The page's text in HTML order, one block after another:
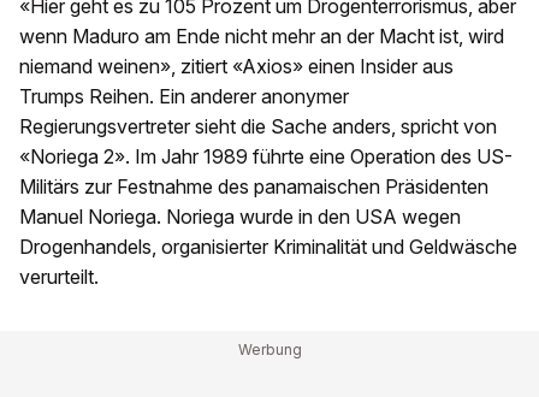
«Hier geht es zu 105 Prozent um Drogenterrorismus, aber
wenn Maduro am Ende nicht mehr an der Macht ist, wird
niemand weinen», zitiert «Axios» einen Insider aus
Trumps Reihen. Ein anderer anonymer
Regierungsvertreter sieht die Sache anders, spricht von
«Noriega 2». Im Jahr 1989 führte eine Operation des US-
Militärs zur Festnahme des panamaischen Präsidenten
Manuel Noriega. Noriega wurde in den USA wegen
Drogenhandels, organisierter Kriminalität und Geldwäsche
verurteilt.